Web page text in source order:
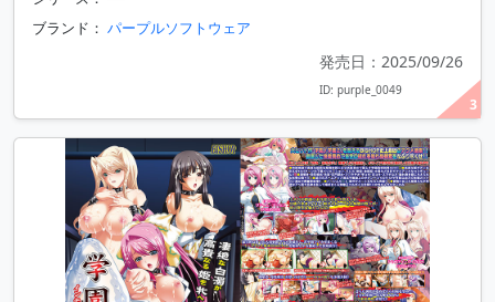
3
ブランド： パープルソフトウェア
発売日：2025/09/26
ID: purple_0049